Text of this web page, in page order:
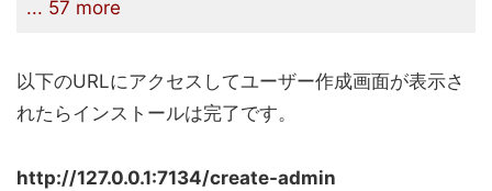
以下のURLにアクセスしてユーザー作成画面が表示さ
れたらインストールは完了です。
http://127.0.0.1:7134/create-admin